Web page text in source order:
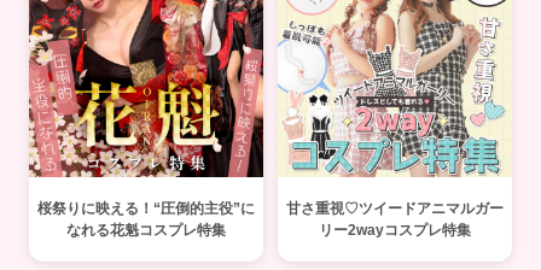
桜祭りに映える！“圧倒的主役”に
なれる花魁コスプレ特集
甘さ重視♡ツイードアニマルガー
リー2wayコスプレ特集